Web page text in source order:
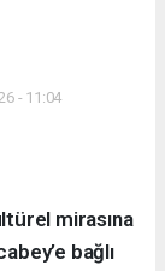
- 11:04
mirasına
bağlı